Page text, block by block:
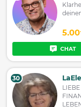
5.00
CHAT
30